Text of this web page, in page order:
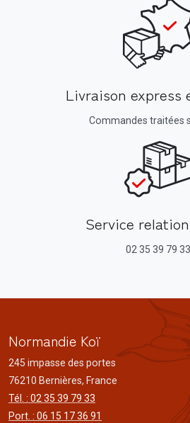
Livraison express
Commandes traitées
Service
02 35 39 79 33
Normandie Koï
245 impasse des portes
76210 Bernières, France
Tél. : 02 35 39 79 33
Port. : 06 15 17 36 91